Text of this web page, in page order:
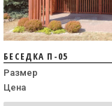
БЕСЕДКА П-05
Размер
Цена